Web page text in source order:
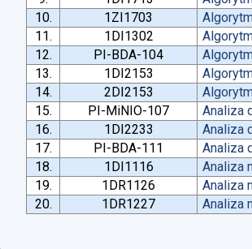
10.
1ZI1703
11.
1DI1302
12.
PI-BDA-104
13.
1DI2153
14.
2DI2153
15.
PI-MiNIO-107
Analiza
16.
1DI2233
Analiza
17.
PI-BDA-111
Analiza
18.
1DI1116
Analiza
19.
1DR1126
Analiza
20.
1DR1227 Analiza